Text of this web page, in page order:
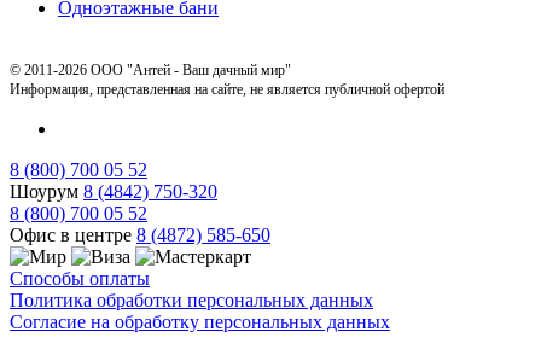
Одноэтажные бани
© 2011-2026 ООО "Антей - Ваш дачный мир"
Информация, представленная на сайте, не является публичной офертой
8 (800) 700 05 52
Шоурум 8 (4842) 750-320
8 (800) 700 05 52
Офис в центре 8 (4872) 585-650
Способы оплаты
Политика обработки персональных данных
Согласие на обработку персональных данных